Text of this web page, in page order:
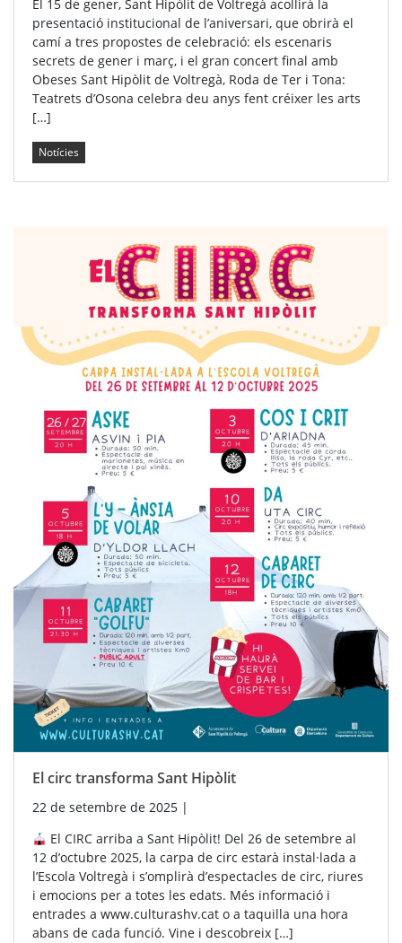
El 15 de gener, Sant Hipòlit de Voltregà acollirà la
presentació institucional de l’aniversari, que obrirà el
camí a tres propostes de celebració: els escenaris
secrets de gener i març, i el gran concert final amb
Obeses Sant Hipòlit de Voltregà, Roda de Ter i Tona:
Teatrets d’Osona celebra deu anys fent créixer les arts
[…]
Notícies
El circ transforma Sant Hipòlit
22 de setembre de 2025 |
El CIRC arriba a Sant Hipòlit! Del 26 de setembre al
12 d’octubre 2025, la carpa de circ estarà instal·lada a
l’Escola Voltregà i s’omplirà d’espectacles de circ, riures
i emocions per a totes les edats. Més informació i
entrades a www.culturashv.cat o a taquilla una hora
abans de cada funció. Vine i descobreix […]